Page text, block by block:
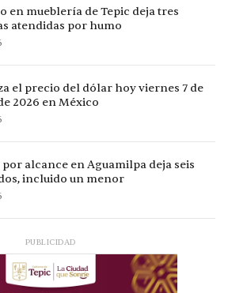
en mueblería de Tepic deja tres
atendidas por humo
el precio del dólar hoy viernes 7 de
2026 en México
por alcance en Aguamilpa deja seis
incluido un menor
PUBLICIDAD